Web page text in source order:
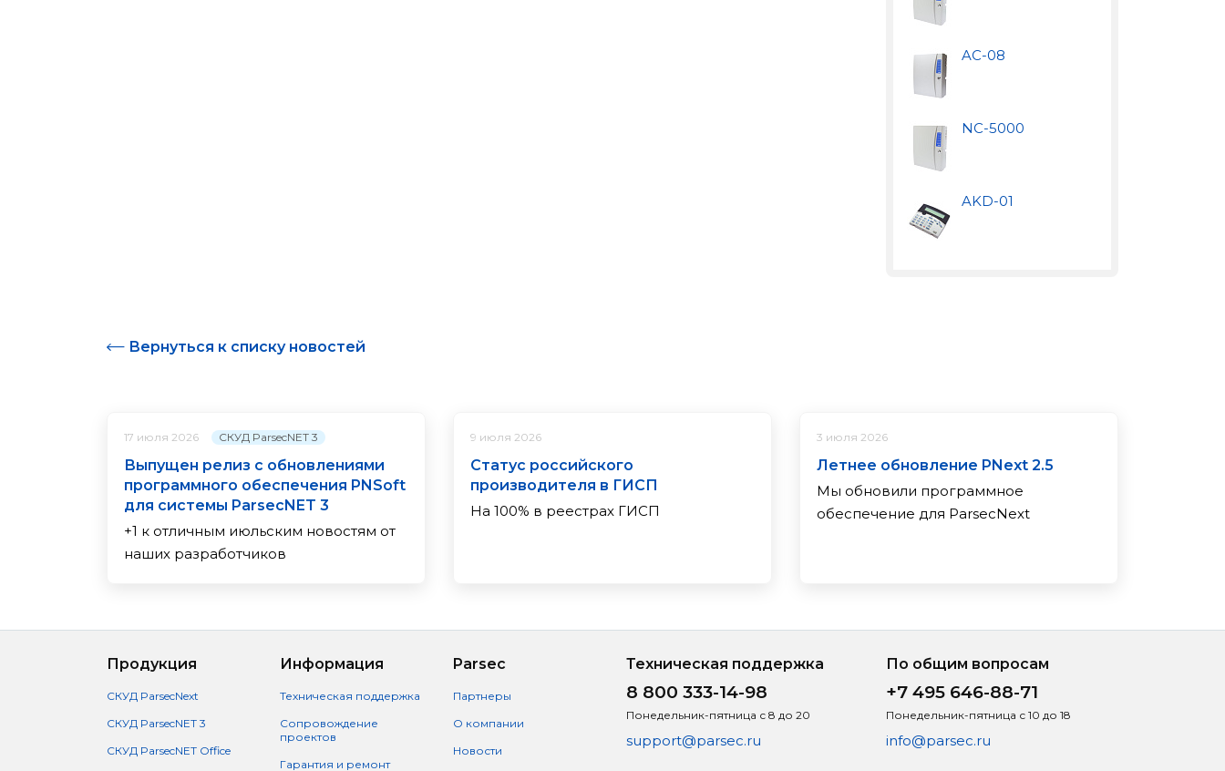
AC-08
NC-5000
AKD-01
Вернуться к списку новостей
17 июля 2026 СКУД ParsecNET 3
Выпущен релиз с обновлениями
программного обеспечения PNSoft
для системы ParsecNET 3
+1 к отличным июльским новостям от
наших разработчиков
9 июля 2026
Статус российского
производителя в ГИСП
На 100% в реестрах ГИСП
3 июля 2026
Летнее обновление PNext 2.5
Мы обновили программное
обеспечение для ParsecNext
Продукция
СКУД ParsecNext
СКУД ParsecNET 3
СКУД ParsecNET Office
Информация
Техническая поддержка
Сопровождение
проектов
Гарантия и ремонт
Parsec
Партнеры
О компании
Новости
Техническая поддержка
8 800 333-14-98
Понедельник-пятница с 8 до 20
support@parsec.ru
По общим вопросам
+7 495 646-88-71
Понедельник-пятница с 10 до 18
info@parsec.ru